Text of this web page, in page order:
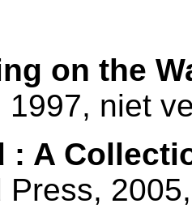
on the
1997, niet
: A
Press,